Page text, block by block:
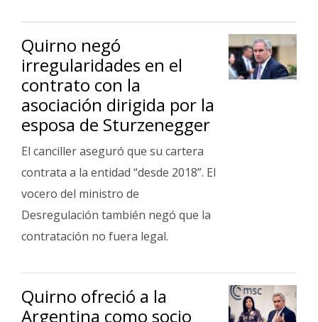
Quirno negó
irregularidades en el
contrato con la
asociación dirigida por la
esposa de Sturzenegger
El canciller aseguró que su cartera
contrata a la entidad “desde 2018”. El
vocero del ministro de
Desregulación también negó que la
contratación no fuera legal.
Quirno ofreció a la
Argentina como socio